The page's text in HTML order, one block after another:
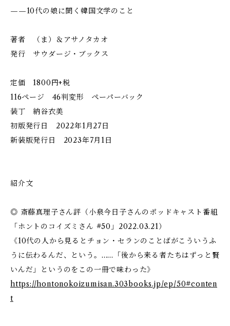
——10代の娘に聞く韓国文学のこと
著者 （ま）＆アサノタカオ
発行 サウダージ・ブックス
定価 1800円+税
116ページ 46判変形 ペーパーバック
装丁 納谷衣美
初版発行日 2022年1月27日
新装版発行日 2023年7月1日
紹介文
◎ 斎藤真理子さん評（小泉今日子さんのポッドキャスト番組
「ホントのコイズミさん #50」2022.03.21）
《10代の人から見るとチョン・セランのことばがこういうふ
うに伝わるんだ、という。……「後から来る者たちはずっと賢
いんだ」というのをこの一冊で味わった》
https://hontonokoizumisan.303books.jp/ep/50#conten
t